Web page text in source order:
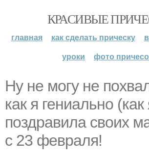
КРАСИВЫЕ
главная как сделать прическу
уроки
фото
Ну не могу не
как я гениально
поздравила своих
с 23 февраля!